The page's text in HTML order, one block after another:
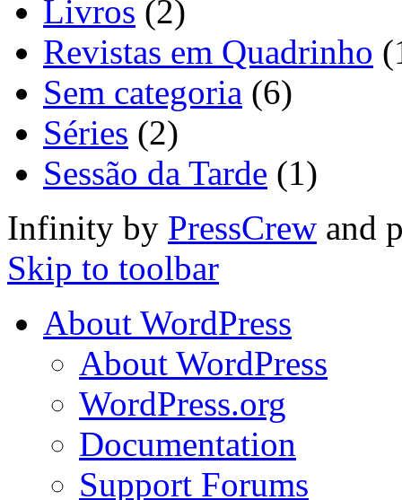
Livros (2)
Revistas em Quadrinho
Sem categoria (6)
Séries (2)
Sessão da Tarde (1)
Infinity by PressCrew and
Skip to toolbar
About WordPress
About WordPress
WordPress.org
Documentation
Support Forums